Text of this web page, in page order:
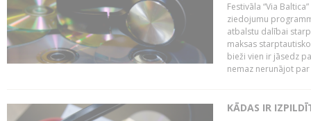
Festivāla “Via
ziedojumu
atbalstu dalībai
maksas
bieži vien ir jāsedz
nemaz nerunājot
KĀDAS IR